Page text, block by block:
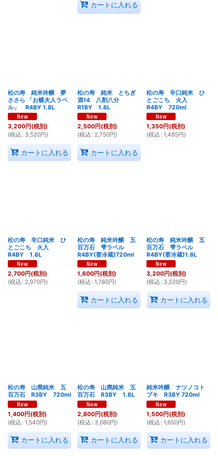
カートに入れる
松の寿 純米吟醸 夢
ささら 「お蝶夫人ラベ
ル」 R4BY 1.8L
3,200円(税別)
(税込 : 3,520円)
カートに入れる
松の寿 純米 とちぎ
酒14 八割八分
R1BY 1.8L
2,500円(税別)
(税込 : 2,750円)
カートに入れる
松の寿 辛口純米 ひ
とごこち 火入
R4BY 720ml
1,350円(税別)
(税込 : 1,485円)
松の寿 辛口純米 ひ
とごこち 火入
R4BY 1.8L
2,700円(税別)
(税込 : 2,970円)
松の寿 純米吟醸 五
百万石 雫ラベル
R4BY(要冷蔵)720ml
1,600円(税別)
(税込 : 1,760円)
カートに入れる
松の寿 純米吟醸 五
百万石 雫ラベル
R4BY(要冷蔵)1.8L
3,200円(税別)
(税込 : 3,520円)
カートに入れる
松の寿 山廃純米 五
百万石 R3BY 720ml
1,400円(税別)
(税込 : 1,540円)
カートに入れる
松の寿 山廃純米 五
百万石 R3BY 1.8L
2,800円(税別)
(税込 : 3,080円)
カートに入れる
純米吟醸 ナツノコト
ブキ R3BY 720ml
1,500円(税別)
(税込 : 1,650円)
カートに入れる